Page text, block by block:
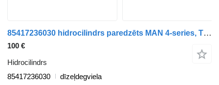
85417236030 hidrocilindrs paredzēts MAN 4-series, TGA (1993-2009) kravas automašīnas
100 €
Hidrocilindrs
85417236030
dīzeļdegviela